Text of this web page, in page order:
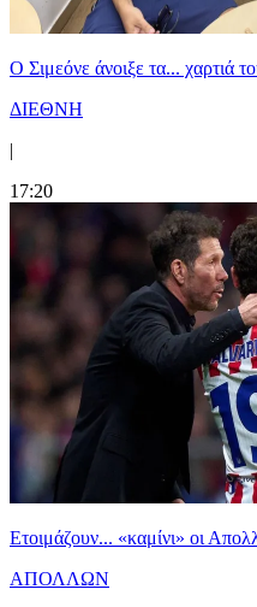
Ο Σιμεόνε άνοιξε τα... χαρτιά
ΔΙΕΘΝΗ
|
17:20
Ετοιμάζουν... «καμίνι» οι
ΑΠΟΛΛΩΝ